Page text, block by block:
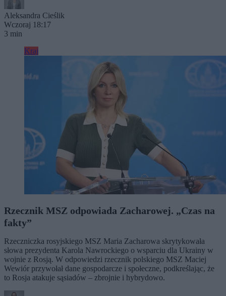
Aleksandra Cieślik
Wczoraj 18:17
3 min
Kraj
Rzecznik MSZ odpowiada Zacharowej. „Czas na
fakty”
Rzeczniczka rosyjskiego MSZ Maria Zacharowa skrytykowała
słowa prezydenta Karola Nawrockiego o wsparciu dla Ukrainy w
wojnie z Rosją. W odpowiedzi rzecznik polskiego MSZ Maciej
Wewiór przywołał dane gospodarcze i społeczne, podkreślając, że
to Rosja atakuje sąsiadów – zbrojnie i hybrydowo.